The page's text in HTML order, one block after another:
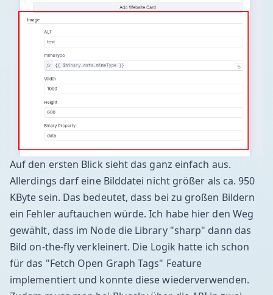
Auf den ersten Blick sieht das ganz einfach aus.
Allerdings darf eine Bilddatei nicht größer als ca. 950
KByte sein. Das bedeutet, dass bei zu großen Bildern
ein Fehler auftauchen würde. Ich habe hier den Weg
gewählt, dass im Node die Library "sharp" dann das
Bild on-the-fly verkleinert. Die Logik hatte ich schon
für das "Fetch Open Graph Tags" Feature
implementiert und konnte diese wiederverwenden.